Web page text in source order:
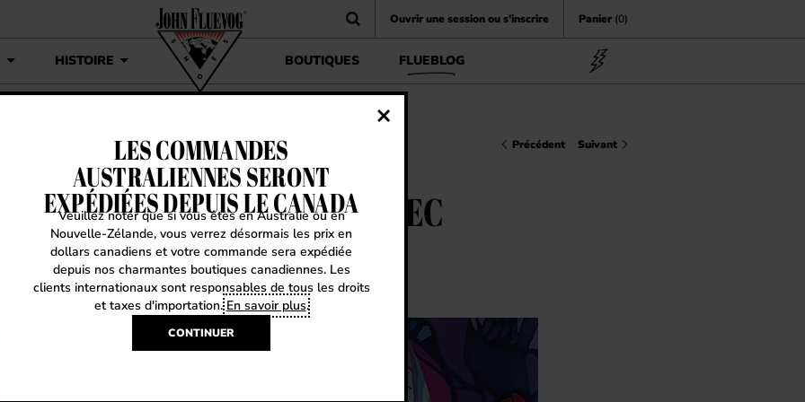
Ouvrir une session ou s'inscrire Panier (0)
HISTOIRE BOUTIQUES FLUEBLOG
avec Meagan à Melbourne Précédent Suivant
POST : ENTRETIEN AVEC
À MELBOURNE
2024 |Les nouvelles Fluevog
LES COMMANDES
AUSTRALIENNES SERONT
EXPÉDIÉES DEPUIS LE CANADA
Veuillez noter que si vous êtes en Australie ou en
Nouvelle-Zélande, vous verrez désormais les prix en
dollars canadiens et votre commande sera expédiée
depuis nos charmantes boutiques canadiennes. Les
clients internationaux sont responsables de tous les droits
et taxes d'importation.En savoir plus.
CONTINUER